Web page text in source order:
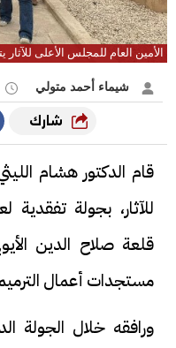
الأمين العام للمجلس الأعلى
شيماء أحمد متولي
شارك
قام الدكتور هشام
للآثار، بجولة تفقدية
قلعة صلاح الدين
مستجدات أعمال
ورافقه خلال الجولة